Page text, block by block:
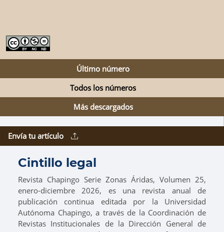
Último número
Todos los números
Más descargados
Envía tu artículo
Cintillo legal
Revista Chapingo Serie Zonas Áridas, Volumen 25,
enero-diciembre 2026, es una revista anual de
publicación continua editada por la Universidad
Autónoma Chapingo, a través de la Coordinación de
Revistas Institucionales de la Dirección General de